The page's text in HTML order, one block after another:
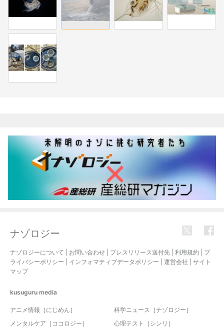
ナゾロジー
ナゾロジーについて お問い合わせ プレスリリース送付先 利用規約
プ
ライバシーポリシー
インフォマティブデータポリシー 運営会社
サイト
マップ
kusuguru media
アニメ情報［にじめん］
科学ニュース［ナゾロジー］
メンタルケア［ココロジー］
心理テスト［シンリ］